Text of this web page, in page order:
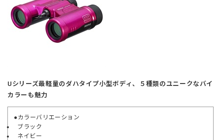
Uシリーズ最軽量のダハタイプ小型ボディ、５種類のユニークなバイ
カラーも魅力
●カラーバリエーション
ブラック
ネイビー